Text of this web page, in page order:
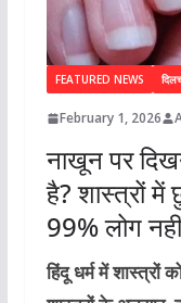
FEATURED NEWS
February 1, 2026
नाखून पर
है? शास्त्रों
99% लोग
हिंदू धर्म में शास्त्रों